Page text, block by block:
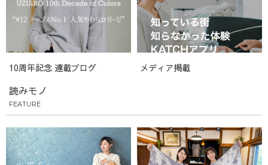
10周年記念 連載ブログ メディア掲載
読みモノ
FEATURE